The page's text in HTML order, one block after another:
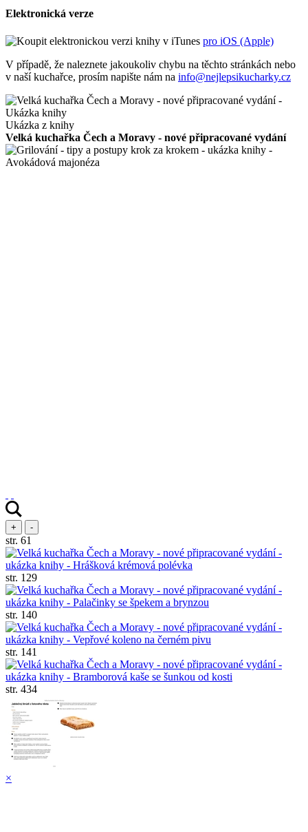
Elektronická verze
pro iOS (Apple)
V případě, že naleznete jakoukoliv chybu na těchto stránkách nebo
v naší kuchařce, prosím napište nám na info@nejlepsikucharky.cz
Ukázka z knihy
Velká kuchařka Čech a Moravy - nové připracované vydání
+ -
str. 61
str. 129
str. 140
str. 141
str. 434
×